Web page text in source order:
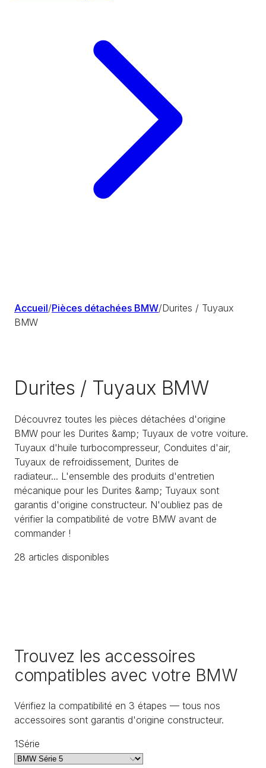
Accueil/Pièces détachées BMW/Durites / Tuyaux
BMW
Durites / Tuyaux BMW
Découvrez toutes les pièces détachées d'origine
BMW pour les Durites &amp; Tuyaux de votre voiture.
Tuyaux d'huile turbocompresseur, Conduites d'air,
Tuyaux de refroidissement, Durites de
radiateur... L'ensemble des produits d'entretien
mécanique pour les Durites &amp; Tuyaux sont
garantis d'origine constructeur. N'oubliez pas de
vérifier la compatibilité de votre BMW avant de
commander !
28 articles disponibles
Trouvez les accessoires
compatibles avec votre BMW
Vérifiez la compatibilité en 3 étapes — tous nos
accessoires sont garantis d'origine constructeur.
1Série